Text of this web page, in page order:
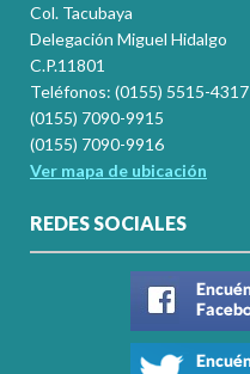
Col. Tacubaya
Delegación Miguel Hidalgo
C.P.11801
Teléfonos: (0155) 5515-4317
(0155) 7090-9915
(0155) 7090-9916
Ver mapa de ubicación
REDES SOCIALES